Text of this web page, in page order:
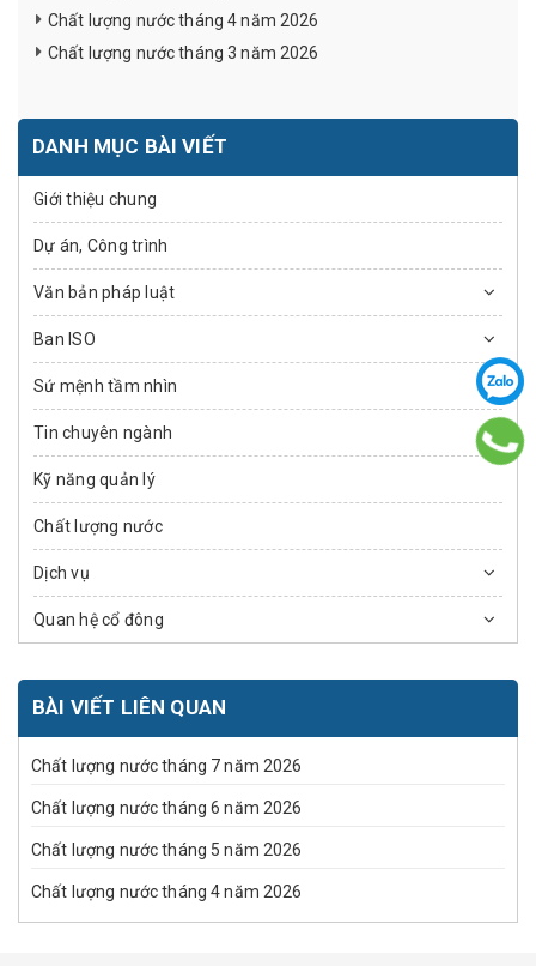
Chất lượng nước tháng 4 năm 2026
Chất lượng nước tháng 3 năm 2026
DANH MỤC BÀI VIẾT
Giới thiệu chung
Dự án, Công trình
Văn bản pháp luật
Ban ISO
Sứ mệnh tầm nhìn
Tin chuyên ngành
Kỹ năng quản lý
Chất lượng nước
Dịch vụ
Quan hệ cổ đông
BÀI VIẾT LIÊN QUAN
Chất lượng nước tháng 7 năm 2026
Chất lượng nước tháng 6 năm 2026
Chất lượng nước tháng 5 năm 2026
Chất lượng nước tháng 4 năm 2026